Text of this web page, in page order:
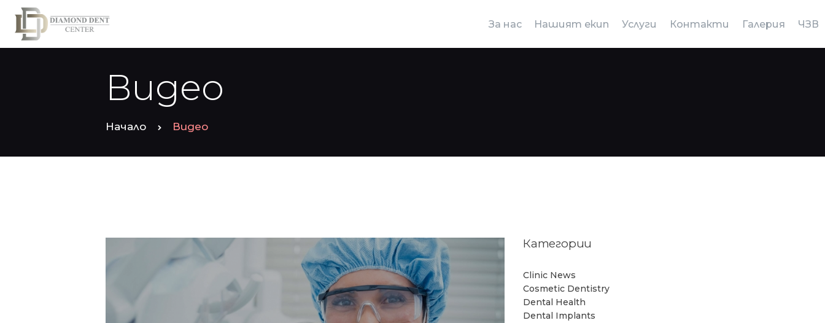
За нас Нашият екип Услуги Контакти Галерия ЧЗВ
Видео
Начало Видео
Категории
Clinic News
Cosmetic Dentistry
Dental Health
Dental Implants